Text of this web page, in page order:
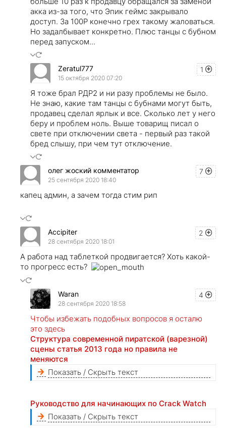
акка из-за того, что Эпик геймс закрывало
доступ. За 100Р конечно грех такому жаловаться.
Но задалбывает конкретно. Плюс танцы с бубном
перед запуском...
1
Zeratul777
15 октября 2020 07:20
Я тоже брал РДР2 и ни разу проблемы не было.
Не знаю, какие там танцы с бубнами могут быть,
продавец сделал ярлык и все. Сколько лет у него
беру и проблем ноль. Выше товарищ писал о
свете при отключении света - первый раз такой
бред слышу, при чем тут отключение.
7
олег жоский комментатор
25 сентября 2020 18:40
капец админ, а зачем тогда стим рип
2
Accipiter
28 сентября 2020 18:01
А работа над таблеткой продвигается? Хоть какой-
то прогресс есть?
4
Waran
28 сентября 2020 18:58
Чтобы избежать подобных вопросов я осталю
это здесь
Структура современной пиратской (варезной)
сцены статья 2013 года но правила не
меняются
Показать / Скрыть текст
Руководство для начинающих по Crack Watch
Показать / Скрыть текст